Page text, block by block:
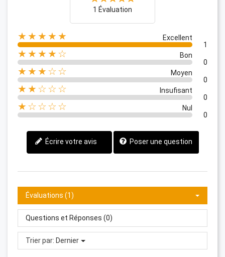
1 Évaluation
★★★★★
Excellent
1
★★★★☆
Bon
0
★★★☆☆
Moyen
0
★★☆☆☆
Insufisant
0
★☆☆☆☆
Nul
0
Écrire votre avis Poser une question
Évaluations (1)
Questions et Réponses (0)
Trier par: Dernier